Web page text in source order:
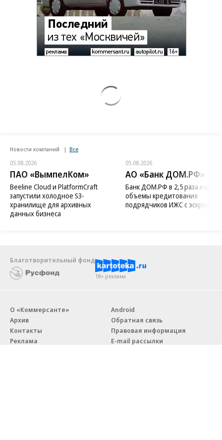
Новости компаний Все
05.08.2026
ПАО «ВымпелКом»
Beeline Cloud и PlatformCraft
запустили холодное S3-
хранилище для архивных
данных бизнеса
05.08.2026
АО «Банк ДОМ.РФ»
Банк ДОМ.РФ в 2,5 раза
объемы кредитования
подрядчиков ИЖС с эскроу
Благотворительный фонд
18+ реклама
О «Коммерсанте»
Архив
Контакты
Реклама
Android
Обратная связь
Правовая информация
E-mail рассылки